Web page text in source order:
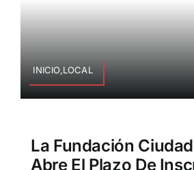
INICIO,LOCAL
La Fundación
Abre El Plazo De